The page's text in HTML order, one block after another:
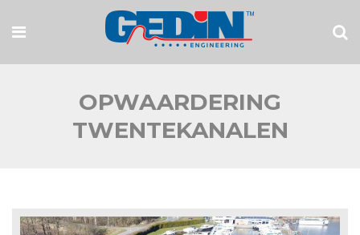
OPWAARDERING
TWENTEKANALEN